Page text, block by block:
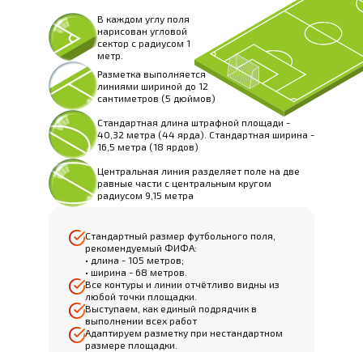
В каждом углу поля
нарисован угловой
сектор с радиусом 1
метр.
Разметка выполняется
линиями шириной до 12
сантиметров (5 дюймов)
Стандартная длина штрафной площади -
40,32 метра (44 ярда). Стандартная ширина -
16,5 метра (18 ярдов)
Центральная линия разделяет поле на две
равные части с центральным кругом
радиусом 9,15 метра
Стандартный размер футбольного поля,
рекомендуемый ФИФА:
• длина - 105 метров;
• ширина - 68 метров.
Все контуры и линии отчётливо видны из
любой точки площадки.
Выступаем, как единый подрядчик в
выполнении всех работ
Адаптируем разметку при нестандартном
размере площадки.